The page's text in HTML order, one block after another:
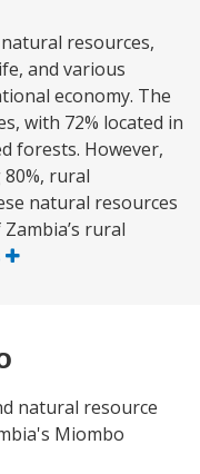
resources,
and various
economy. The
with 72% located in
forests. However,
rural
natural resources
rural
natural resource
Miombo